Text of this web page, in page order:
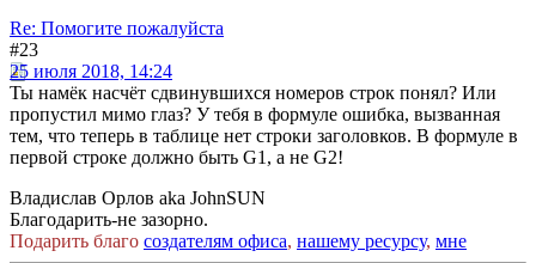
Re: Помогите пожалуйста
#23
25 июля 2018, 14:24
Ты намёк насчёт сдвинувшихся номеров строк понял? Или
пропустил мимо глаз? У тебя в формуле ошибка, вызванная
тем, что теперь в таблице нет строки заголовков. В формуле в
первой строке должно быть G1, а не G2!
Владислав Орлов aka JohnSUN
Благодарить-не зазорно.
Подарить благо создателям офиса, нашему ресурсу, мне